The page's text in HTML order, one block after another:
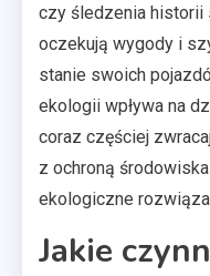
czy śledzenia historii
oczekują wygody i
stanie swoich
ekologii wpływa na
coraz częściej
z ochroną
ekologiczne
Jakie